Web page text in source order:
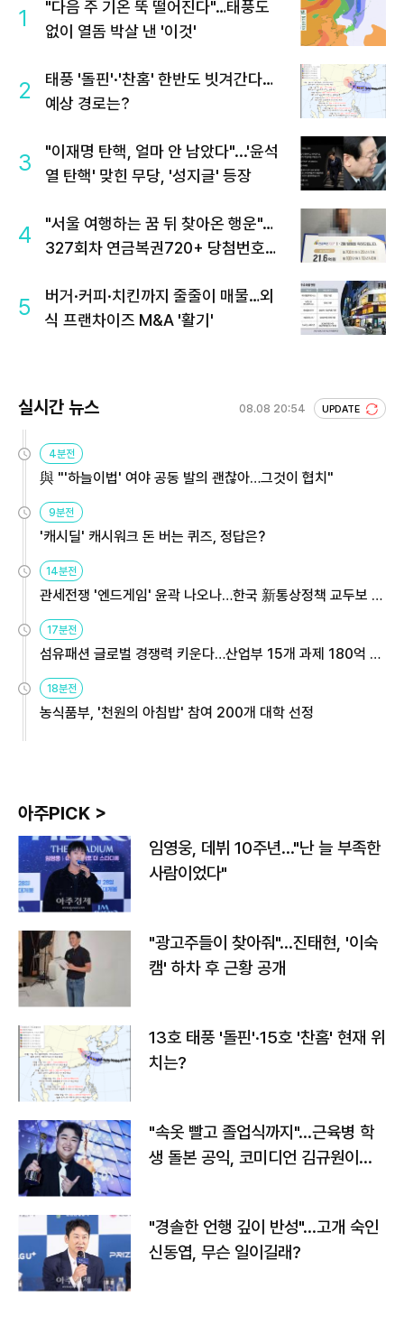
1
"다음 주 기온 뚝 떨어진다"…태풍도
없이 열돔 박살 낸 '이것'
2
태풍 '돌핀'·'찬홈' 한반도 빗겨간다…
예상 경로는?
3
"이재명 탄핵, 얼마 안 남았다"...'윤석
열 탄핵' 맞힌 무당, '성지글' 등장
4
"서울 여행하는 꿈 뒤 찾아온 행운"…
327회차 연금복권720+ 당첨번호조
5
버거·커피·치킨까지 줄줄이 매물…외
식 프랜차이즈 M&A '활기'
실시간 뉴스 08.08 20:54 UPDATE
4분전
與 "'하늘이법' 여야 공동 발의 괜찮아…그것이 협치"
9분전
'캐시딜' 캐시워크 돈 버는 퀴즈, 정답은?
14분전
관세전쟁 '엔드게임' 윤곽 나오나…한국 新통상정책 교두보 활
17분전
섬유패션 글로벌 경쟁력 키운다…산업부 15개 과제 180억 지
18분전
농식품부, '천원의 아침밥' 참여 200개 대학 선정
아주PICK >
임영웅, 데뷔 10주년…"난 늘 부족한
사람이었다"
"광고주들이 찾아줘"…진태현, '이숙
캠' 하차 후 근황 공개
13호 태풍 '돌핀'·15호 '찬홈' 현재 위
치는?
"속옷 빨고 졸업식까지"…근육병 학
생 돌본 공익, 코미디언 김규원이었
"경솔한 언행 깊이 반성"…고개 숙인
신동엽, 무슨 일이길래?